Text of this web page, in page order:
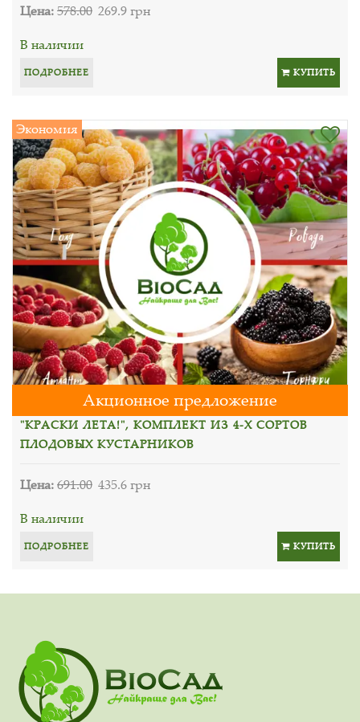
Цена:578.00 269.9 грн
В наличии
ПОДРОБНЕЕ КУПИТЬ
Экономия
Акционное предложение
"КРАСКИ ЛЕТА!", КОМПЛЕКТ ИЗ 4-Х СОРТОВ
ПЛОДОВЫХ КУСТАРНИКОВ
Цена:691.00 435.6 грн
В наличии
ПОДРОБНЕЕ КУПИТЬ